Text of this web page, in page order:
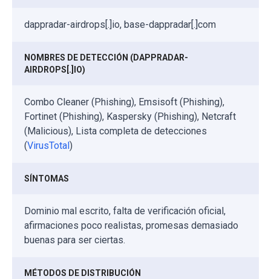
dappradar-airdrops[.]io, base-dappradar[.]com
NOMBRES DE DETECCIÓN (DAPPRADAR-
AIRDROPS[.]IO)
Combo Cleaner (Phishing), Emsisoft (Phishing),
Fortinet (Phishing), Kaspersky (Phishing), Netcraft
(Malicious), Lista completa de detecciones
(VirusTotal )
SÍNTOMAS
Dominio mal escrito, falta de verificación oficial,
afirmaciones poco realistas, promesas demasiado
buenas para ser ciertas.
MÉTODOS DE DISTRIBUCIÓN